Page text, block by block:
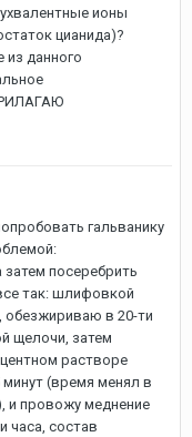
ионы
цианида)?
из данного
гальванику
затем посеребрить
так: шлифовкой
обезжириваю в 20-ти
щелочи, затем
растворе
(время менял в
и провожу меднение
часа, состав